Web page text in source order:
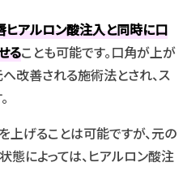
ヒアルロン酸注入と同時に口
ることも可能です。口角が上が
改善される施術法とされ、ス
げることは可能ですが、元の
によっては、ヒアルロン酸注